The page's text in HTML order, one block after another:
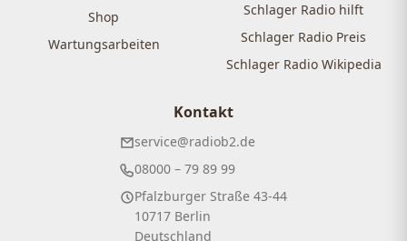
Shop
Wartungsarbeiten
Schlager Radio hilft
Schlager Radio Preis
Schlager Radio Wikipedia
Kontakt
service@radiob2.de
08000 – 79 89 99
Pfalzburger Straße 43-44
10717 Berlin
Deutschland